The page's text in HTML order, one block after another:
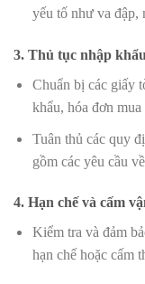
yếu tố như va đập,
3. Thủ tục nhập
Chuẩn bị các giấy
khẩu, hóa đơn
Tuân thủ các quy
gồm các yêu cầu
4. Hạn chế và cấm
Kiểm tra và đảm
hạn chế hoặc cấm